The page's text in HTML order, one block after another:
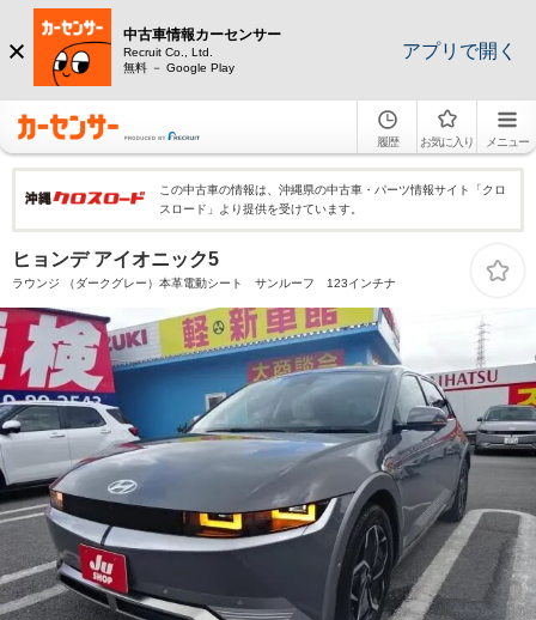
中古車情報カーセンサー
Recruit Co., Ltd.
無料 － Google Play
アプリで開く
履歴 お気に入り メニュー
この中古車の情報は、沖縄県の中古車・パーツ情報サイト「クロ
スロード」より提供を受けています。
ヒョンデ アイオニック5
ラウンジ （ダークグレー）本革電動シート サンルーフ 123インチナ